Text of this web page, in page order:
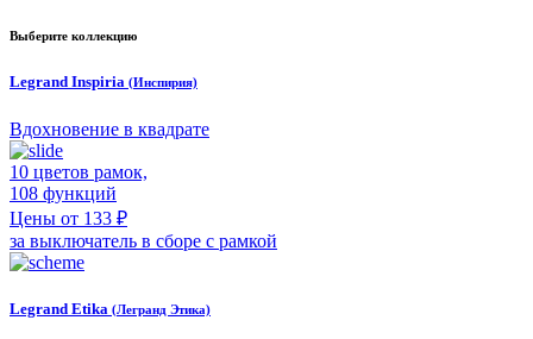
Выберите коллекцию
Legrand Inspiria (Инспирия)
Вдохновение в квадрате
10 цветов рамок,
108 функций
Цены от 133 ₽
за выключатель в сборе с рамкой
Legrand Etika (Легранд Этика)